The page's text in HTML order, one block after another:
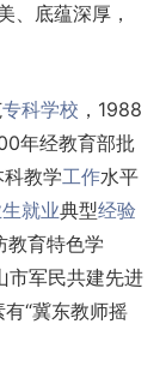
、底蕴深厚，
专科学校 ，1988
年经教育部批
教学工作水平
就业典型经验
教育特色学
市军民共建先进
“冀东教师摇